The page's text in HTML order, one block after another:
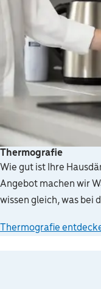
Thermografie
Wie gut ist Ihre
Angebot machen wir
wissen gleich, was bei
Thermografie